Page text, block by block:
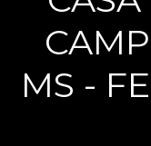
MS -